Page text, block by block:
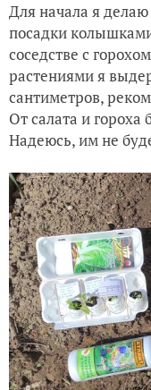
Для начала я
посадки
соседстве с
растениями я
сантиметров,
От салата и гороха
Надеюсь, им не